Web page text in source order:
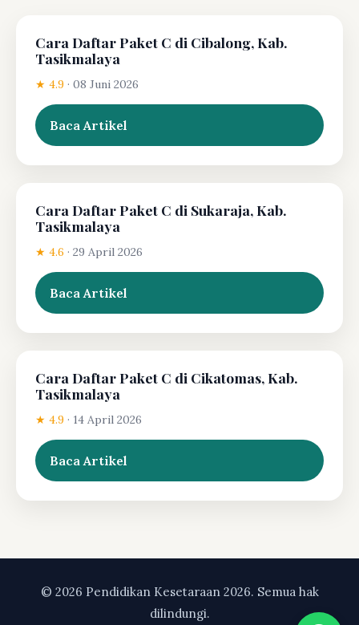
Cara Daftar Paket C di Cibalong, Kab.
Tasikmalaya
★ 4.9 · 08 Juni 2026
Baca Artikel
Cara Daftar Paket C di Sukaraja, Kab.
Tasikmalaya
★ 4.6 · 29 April 2026
Baca Artikel
Cara Daftar Paket C di Cikatomas, Kab.
Tasikmalaya
★ 4.9 · 14 April 2026
Baca Artikel
© 2026 Pendidikan Kesetaraan 2026. Semua hak
dilindungi.